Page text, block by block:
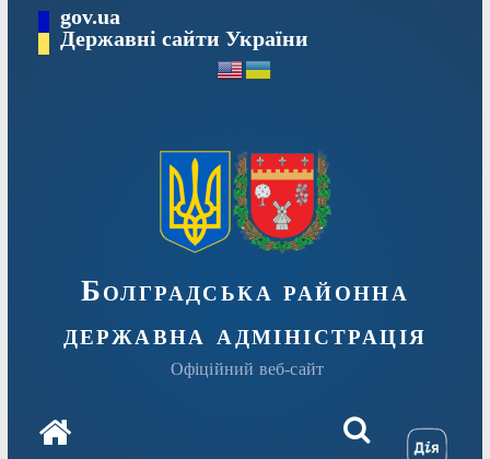
Перейтиgov.ua
Державні сайти України
Болградська районна
державна адміністрація
Офіційний веб-сайт